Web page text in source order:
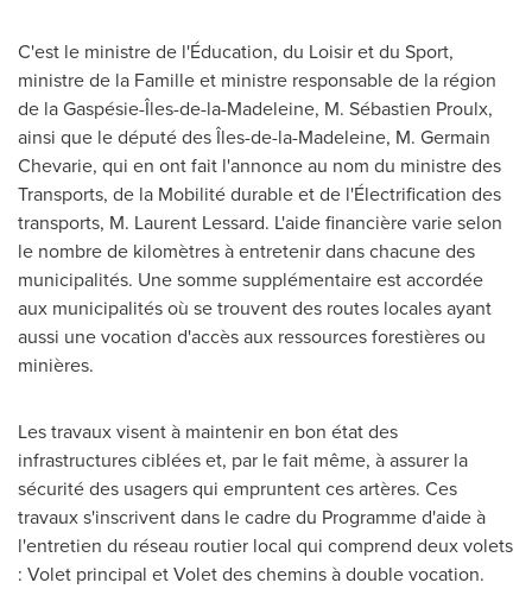
C'est le ministre de l'Éducation, du Loisir et du Sport,
ministre de la Famille et ministre responsable de la région
de la Gaspésie-Îles-de-la-Madeleine, M. Sébastien Proulx,
ainsi que le député des Îles-de-la-Madeleine, M. Germain
Chevarie, qui en ont fait l'annonce au nom du ministre des
Transports, de la Mobilité durable et de l'Électrification des
transports, M. Laurent Lessard. L'aide financière varie selon
le nombre de kilomètres à entretenir dans chacune des
municipalités. Une somme supplémentaire est accordée
aux municipalités où se trouvent des routes locales ayant
aussi une vocation d'accès aux ressources forestières ou
minières.
Les travaux visent à maintenir en bon état des
infrastructures ciblées et, par le fait même, à assurer la
sécurité des usagers qui empruntent ces artères. Ces
travaux s'inscrivent dans le cadre du Programme d'aide à
l'entretien du réseau routier local qui comprend deux volets
: Volet principal et Volet des chemins à double vocation.